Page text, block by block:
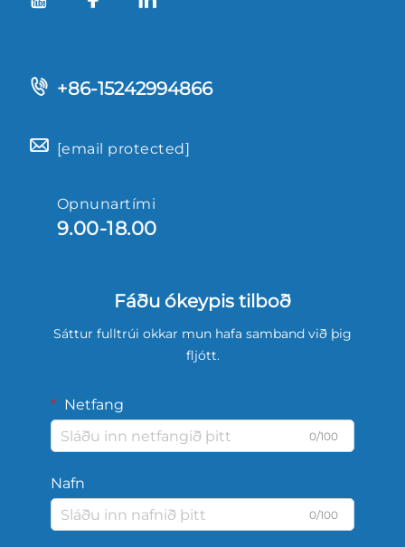
+86-15242994866
[email protected]
Opnunartími
9.00-18.00
Fáðu ókeypis tilboð
Sáttur fulltrúi okkar mun hafa samband við þig
fljótt.
Netfang
0/100
Nafn
0/100